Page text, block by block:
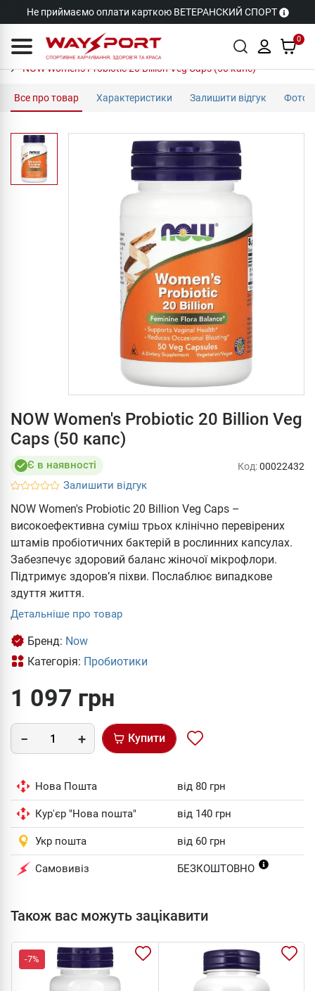
Не приймаємо оплати карткою ВЕТЕРАНСКИЙ СПОРТ
0
NOW Women's Probiotic 20 Billion Veg Caps (50 капс)
Все про товар Характеристики Залишити відгук Фото
NOW Women's Probiotic 20 Billion Veg
Caps (50 капс)
Є в наявності
Залишити відгук
Код:00022432
NOW Women's Probiotic 20 Billion Veg Caps –
високоефективна суміш трьох клінічно перевірених
штамів пробіотичних бактерій в рослинних капсулах.
Забезпечує здоровий баланс жіночої мікрофлори.
Підтримує здоров’я піхви. Послаблює випадкове
здуття життя.
Детальніше про товар
Бренд: Now
Категорія: Пробиотики
1 097 грн
Купити
Нова Пошта від 80 грн
Кур'єр "Нова пошта" від 140 грн
Укр пошта від 60 грн
Самовивіз БЕЗКОШТОВНО
Також вас можуть зацікавити
-7%